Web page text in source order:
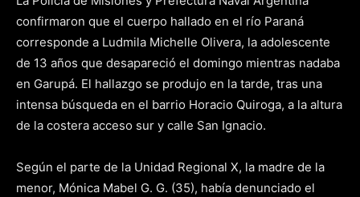
confirmaron que el cuerpo hallado en el río Paraná
corresponde a Ludmila Michelle Olivera, la adolescente
de 13 años que desapareció el domingo mientras nadaba
en Garupá. El hallazgo se produjo en la tarde, tras una
intensa búsqueda en el barrio Horacio Quiroga, a la altura
de la costera acceso sur y calle San Ignacio.
Según el parte de la Unidad Regional X, la madre de la
menor, Mónica Mabel G. G. (35), había denunciado el